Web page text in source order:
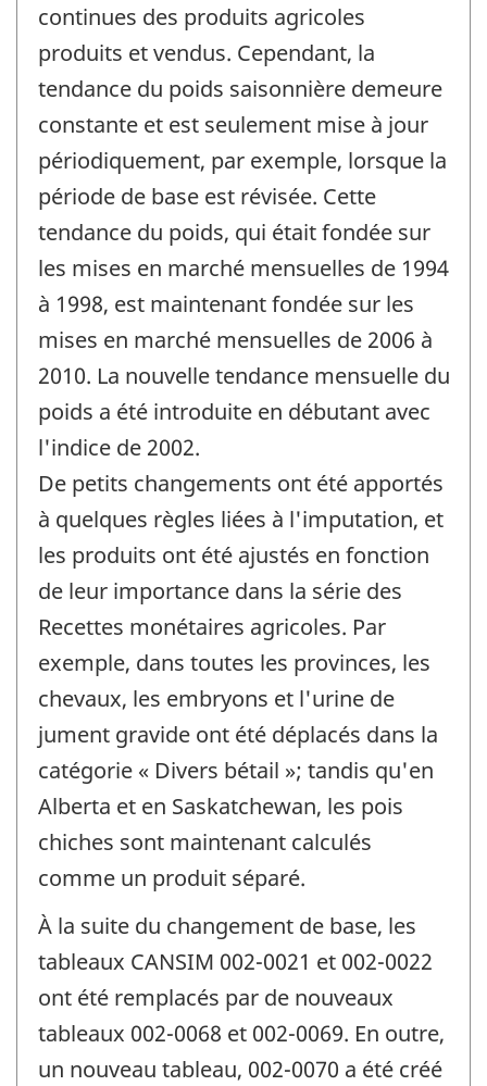
continues des produits agricoles
produits et vendus. Cependant, la
tendance du poids saisonnière demeure
constante et est seulement mise à jour
périodiquement, par exemple, lorsque la
période de base est révisée. Cette
tendance du poids, qui était fondée sur
les mises en marché mensuelles de 1994
à 1998, est maintenant fondée sur les
mises en marché mensuelles de 2006 à
2010. La nouvelle tendance mensuelle du
poids a été introduite en débutant avec
l'indice de 2002.
De petits changements ont été apportés
à quelques règles liées à l'imputation, et
les produits ont été ajustés en fonction
de leur importance dans la série des
Recettes monétaires agricoles. Par
exemple, dans toutes les provinces, les
chevaux, les embryons et l'urine de
jument gravide ont été déplacés dans la
catégorie « Divers bétail »; tandis qu'en
Alberta et en Saskatchewan, les pois
chiches sont maintenant calculés
comme un produit séparé.
À la suite du changement de base, les
tableaux CANSIM 002-0021 et 002-0022
ont été remplacés par de nouveaux
tableaux 002-0068 et 002-0069. En outre,
un nouveau tableau, 002-0070 a été créé